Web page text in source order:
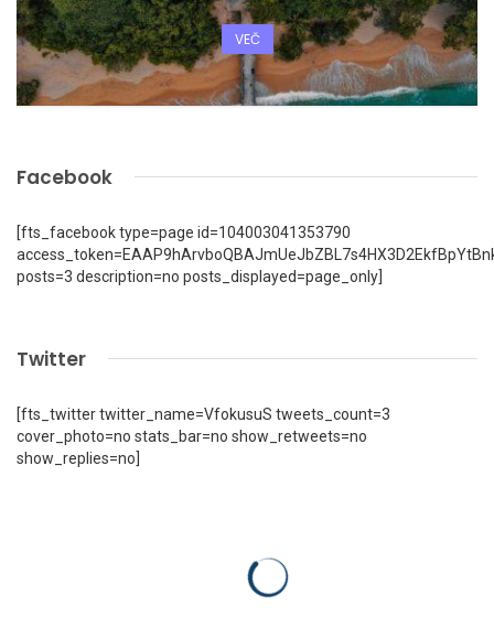
VEČ
Facebook
[fts_facebook type=page id=104003041353790
posts=3 description=no posts_displayed=page_only]
Twitter
[fts_twitter twitter_name=VfokusuS tweets_count=3
cover_photo=no stats_bar=no show_retweets=no
show_replies=no]